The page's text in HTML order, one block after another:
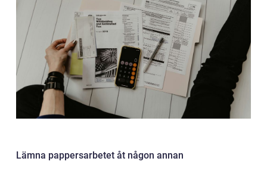
Lämna pappersarbetet åt någon annan